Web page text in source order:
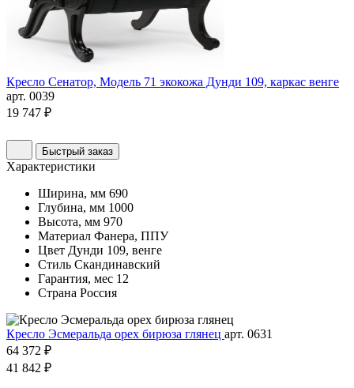
Кресло Сенатор, Модель 71 экокожа Дунди 109, каркас венге
арт. 0039
19 747 ₽
Быстрый заказ
Характеристики
Ширина, мм 690
Глубина, мм 1000
Высота, мм 970
Материал Фанера, ППУ
Цвет Дунди 109, венге
Стиль Скандинавский
Гарантия, мес 12
Страна Россия
Кресло Эсмеральда орех бирюза глянец арт. 0631
64 372 ₽
41 842 ₽